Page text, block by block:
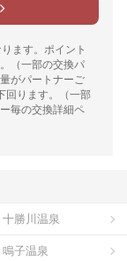
ます。ポイント
（一部の交換パ
がパートナーご
回ります。（一部
毎の交換詳細ペ
十勝川温泉
鳴子温泉